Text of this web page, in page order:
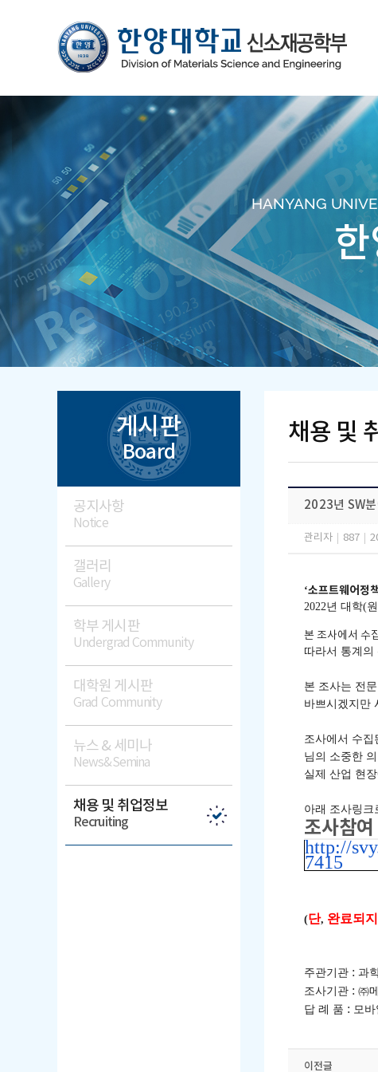
HANYANG
게시판
Board
공지사항
Notice
갤러리
Gallery
학부 게시판
Undergrad Community
대학원 게시판
Grad Community
뉴스 & 세미나
News&Semina
채용 및 취업정보
Recruiting
채용 및
2023년 SW
관리자 887
‘소프트웨어정
2022년 대학(원
본 조사에서 수
따라서 통계의
본 조사는 전
바쁘시겠지만
조사에서 수집
님의 소중한
실제 산업 현
아래 조사링크
조사참
http://
7415
(단, 완료되
주관기관 : 과
조사기관 : ㈜
답 례 품 : 모바
이전글